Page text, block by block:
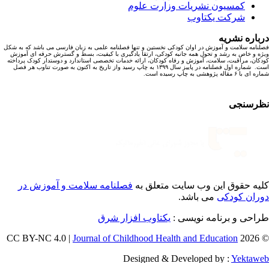
کمسیون نشریات وزارت علوم
شرکت یکتاوب
نشریه
سلامت و آموزش در اوان کودکی نخستین و تنها فصلنامه علمی به زبان فارسی می باشد که به شکل
و خاص به رشد و تحول همه جانبه کودکی، ارتقا یادگیری با کیفیت، بسط و گسترش حرفه ای آموزش
مراقبت، سلامت، آموزش و رفاه کودکان، ارائه خدمات تخصصی استاندارد و دوستدار کودک پرداخته
است. شماره اول فصلنامه در پاییز سال ۱۳۹۹ به چاپ رسید واز تاریخ به اکنون به صورت تناوب هر فصل
۶ مقاله پژوهشی به چاپ رسیده است.
حقوق این وب سایت متعلق بهفصلنامه سلامت و آموزش در
کودکیمی باشد.
و برنامه نویسی : یکتاوب افزار شرق
©
Journal of Childhood Health and Education
Designed & Developed by :